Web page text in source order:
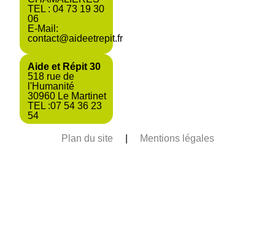
TEL : 04 73 19 30
06
E-Mail:
contact@aideetrepit.fr
Aide et Répit 30
518 rue de
l'Humanité
30960 Le Martinet
TEL :07 54 36 23
54
Plan du site Mentions légales